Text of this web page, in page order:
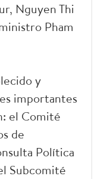
Nguyen Thi
Pham
y
importantes
el Comité
de
Política
Subcomité